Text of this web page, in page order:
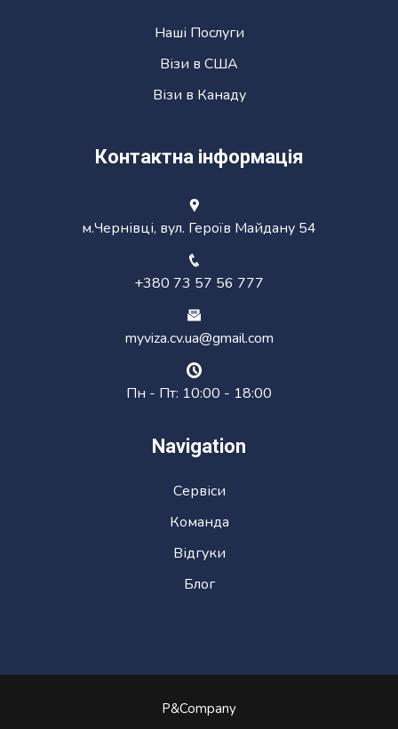
Наші Послуги
Візи в США
Візи в Канаду
Контактна інформація
м.Чернівці, вул. Героїв Майдану 54
+380 73 57 56 777
myviza.cv.ua@gmail.com
Пн - Пт: 10:00 - 18:00
Navigation
Сервіси
Команда
Відгуки
Блог
P&Company